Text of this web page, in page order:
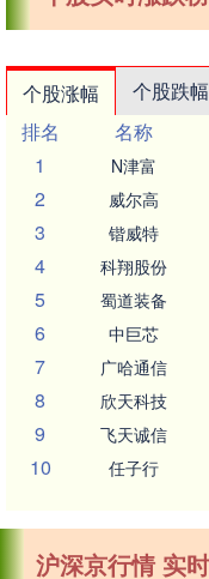
个股涨幅 个股跌幅
排名
名称
1
N津富
2 威尔高
3 锴威特
4 科翔股份
5 蜀道装备
6 中巨芯
7 广哈通信
8 欣天科技
9 飞天诚信
10 任子行
沪深京行情 实